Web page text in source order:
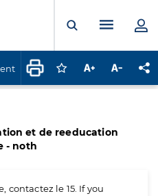
Ouvrir laMenu
Connectez-vous
Augmenter la
et de reeducation
- noth
contactez le 15. If you